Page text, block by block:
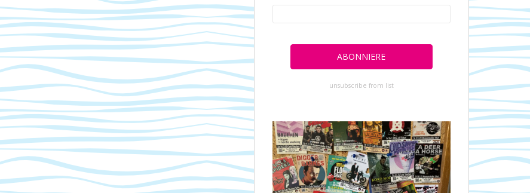
unsubscribe from list